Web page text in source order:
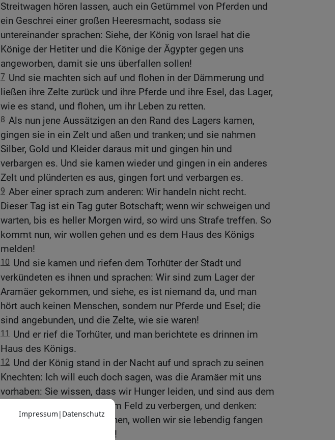
Streitwagen hören lassen, auch ein Getümmel von Pferden und
ein Geschrei einer großen Heeresmacht, sodass sie
untereinander sprachen: Siehe, der König von Israel hat die
Könige der Hetiter und die Könige der Ägypter gegen uns
angeworben, damit sie uns überfallen sollen!
7 Und sie machten sich auf und flohen in der Dämmerung und
ließen ihre Zelte zurück und ihre Pferde und ihre Esel, das Lager,
wie es stand, und flohen, um ihr Leben zu retten.
8 Als nun jene Aussätzigen an den Rand des Lagers kamen,
gingen sie in ein Zelt und aßen und tranken; und sie nahmen
Silber, Gold und Kleider daraus mit und gingen hin und
verbargen es. Und sie kamen wieder und gingen in ein anderes
Zelt und plünderten es aus, gingen fort und verbargen es.
9 Aber einer sprach zum anderen: Wir handeln nicht recht.
Dieser Tag ist ein Tag guter Botschaft; wenn wir schweigen und
warten, bis es heller Morgen wird, so wird uns Strafe treffen. So
kommt nun, wir wollen gehen und es dem Haus des Königs
melden!
10 Und sie kamen und riefen dem Torhüter der Stadt und
verkündeten es ihnen und sprachen: Wir sind zum Lager der
Aramäer gekommen, und siehe, es ist niemand da, und man
hört auch keinen Menschen, sondern nur Pferde und Esel; die
sind angebunden, und die Zelte, wie sie waren!
11
Und er rief die Torhüter, und man berichtete es drinnen im
Haus des Königs.
12 Und der König stand in der Nacht auf und sprach zu seinen
Knechten: Ich will euch doch sagen, was die Aramäer mit uns
vorhaben: Sie wissen, dass wir Hunger leiden, und sind aus dem
Lager gegangen, um sich im Feld zu verbergen, und denken:
Wenn die aus der Stadt gehen, wollen wir sie lebendig fangen
und in die Stadt eindringen!